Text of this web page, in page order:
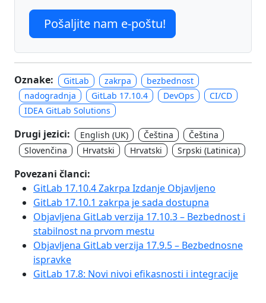
Pošaljite nam e-poštu!
Oznake: GitLab zakrpa
bezbednost
nadogradnja
GitLab 17.10.4 DevOps
CI/CD
IDEA GitLab Solutions
Drugi jezici: English (UK) Čeština
Čeština
Slovenčina
Hrvatski Hrvatski Srpski (Latinica)
Povezani članci:
GitLab 17.10.4 Zakrpa Izdanje Objavljeno
GitLab 17.10.1 zakrpa je sada dostupna
Objavljena GitLab verzija 17.10.3 – Bezbednost i
stabilnost na prvom mestu
Objavljena GitLab verzija 17.9.5 – Bezbednosne
ispravke
GitLab 17.8: Novi nivoi efikasnosti i integracije